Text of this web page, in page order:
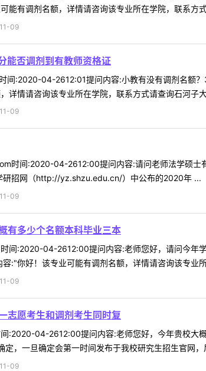
能有调剂名额，详情请咨询该专业所在学院，联系方
09
能否调剂到有教师资格证
间:2020-04-2612:01提问内容:小教有没有调剂名额
详情请咨询该专业所在学院，联系方式请查询石河子
09
时间:2020-04-2612:00提问内容:请问老师法学硕士
研招网（http://yz.shzu.edu.cn/）中公布的2020年 ...
09
有多少个名额本科毕业三本
间:2020-04-2612:00提问内容:老师您好，请问今年
:"你好！该专业可能有调剂名额，详情请咨询该专业
09
志愿考生和调剂考生同时复
:2020-04-2612:00提问内容:老师您好，今年贵校大
，一旦确定会第一时间发布于我校研究生招生官网
09